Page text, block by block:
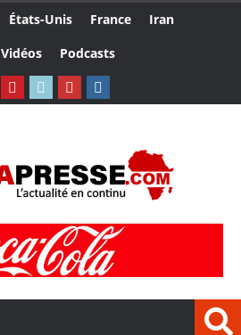
États-Unis France
Iran
Vidéos Podcasts